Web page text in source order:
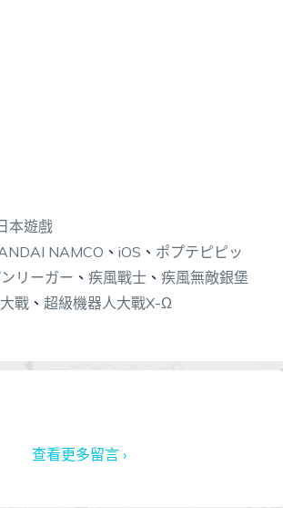
本遊戲
NAMCO 、 iOS 、 ポプテピピッ
リーガー 、 疾風戰士 、 疾風無敵銀堡
戰 、 超級機器人大戰X-Ω
查看更多留言 ›